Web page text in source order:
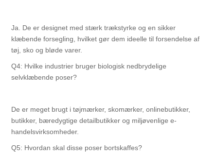
Ja. De er designet med stærk trækstyrke og en sikker
klæbende forsegling, hvilket gør dem ideelle til forsendelse af
tøj, sko og bløde varer.
Q4: Hvilke industrier bruger biologisk nedbrydelige
selvklæbende poser?
De er meget brugt i tøjmærker, skomærker, onlinebutikker,
butikker, bæredygtige detailbutikker og miljøvenlige e-
handelsvirksomheder.
Q5: Hvordan skal disse poser bortskaffes?